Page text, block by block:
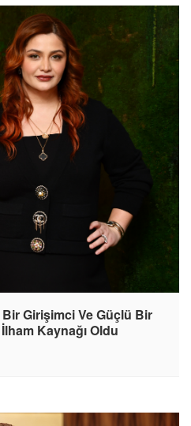
Girişimci Ve Güçlü Bir
Kaynağı Oldu